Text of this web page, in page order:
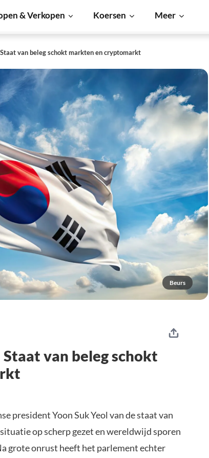
& Verkopen Koersen Meer
van beleg schokt markten en cryptomarkt
Beurs
van beleg schokt
president Yoon Suk Yeol van de staat van
op scherp gezet en wereldwijd sporen
grote onrust heeft het parlement echter